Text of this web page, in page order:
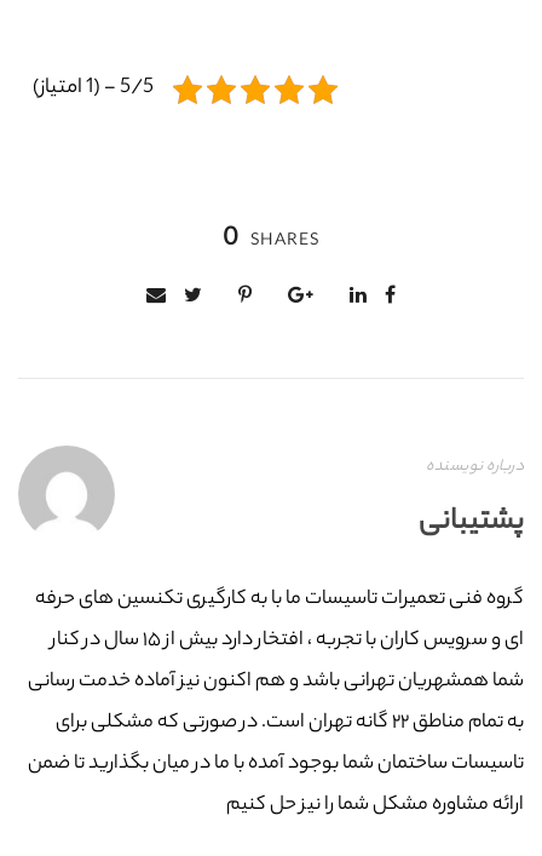
5/5 - (1 امتیاز)
0 SHARES
درباره نویسنده
پشتیبانی
گروه فنی تعمیرات تاسیسات ما با به‌ کارگیری تکنسین های حرفه
ای و سرویس کاران با تجربه ، افتخار دارد بیش از ۱۵ سال در کنار
شما همشهریان تهرانی باشد و هم اکنون نیز آماده خدمت رسانی
به تمام مناطق ۲۲ گانه تهران است. در صورتی که مشکلی برای
تاسیسات ساختمان شما بوجود آمده با ما در میان بگذارید تا ضمن
ارائه مشاوره مشکل شما را نیز حل کنیم